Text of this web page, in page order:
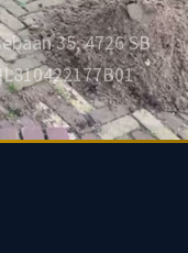
35, 4726 SB